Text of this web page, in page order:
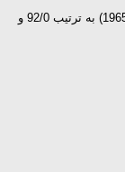
پایایی و روایی این پرسشنامه توسط لادهل و همکاران (1965) به ترتیب 92/0 و